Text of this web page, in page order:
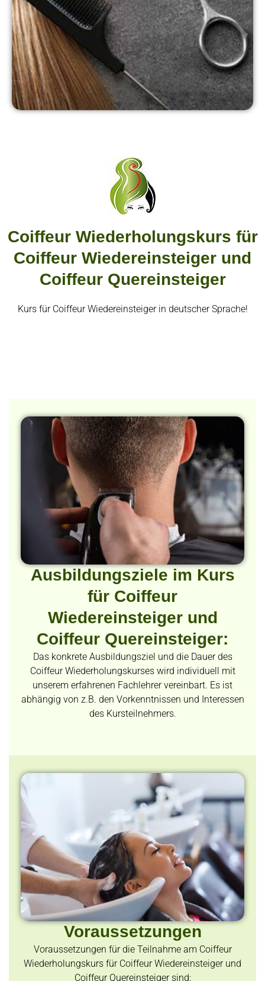
Coiffeur Wiederholungskurs für
Coiffeur Wiedereinsteiger und
Coiffeur Quereinsteiger
Kurs für Coiffeur Wiedereinsteiger in deutscher Sprache!
Ausbildungsziele im Kurs
für Coiffeur
Wiedereinsteiger und
Coiffeur Quereinsteiger:
Das konkrete Ausbildungsziel und die Dauer des
Coiffeur Wiederholungskurses wird individuell mit
unserem erfahrenen Fachlehrer vereinbart. Es ist
abhängig von z.B. den Vorkenntnissen und Interessen
des Kursteilnehmers.
Voraussetzungen
Voraussetzungen für die Teilnahme am Coiffeur
Wiederholungskurs für Coiffeur Wiedereinsteiger und
Coiffeur Quereinsteiger sind: